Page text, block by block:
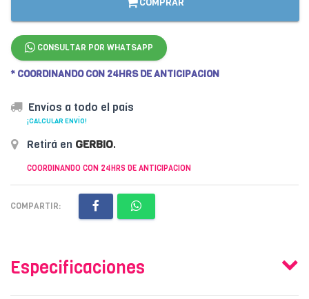
COMPRAR
CONSULTAR POR WHATSAPP
* COORDINANDO CON 24HRS DE ANTICIPACION
Envíos a todo el país
¡CALCULAR ENVÍO!
Retirá en GERBIO.
COORDINANDO CON 24HRS DE ANTICIPACION
COMPARTIR:
Especificaciones